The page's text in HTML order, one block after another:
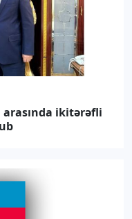
ikitərəfli